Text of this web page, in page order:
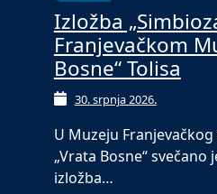
Izložba
Franjevačkom
Bosne“ Tolisa
30. srpnja 2026.
U Muzeju
„Vrata Bosne“ svečano
izložba…